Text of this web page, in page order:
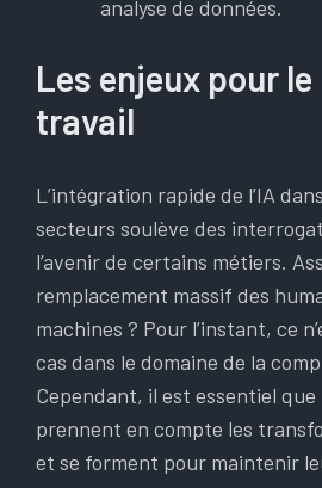
analyse de données.
Les enjeux pour
travail
L’intégration rapide de l’IA
secteurs soulève des
l’avenir de certains métiers.
remplacement massif des
machines ? Pour l’instant, ce
cas dans le domaine de la
Cependant, il est essentiel
prennent en compte les
et se forment pour maintenir